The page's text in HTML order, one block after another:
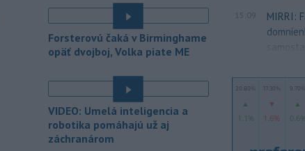
19:49 - Senát Spojených štátov v
piatok schválil návrh zákona o
sankciách zameraný na príjmy Ruska z
energetického sektora.
Slovenská polícia prispela k
objasneniu prípadu prevádzačstva,
ktorý sa podarilo ukončiť
právoplatným odsúdením páchateľa v
Maďarsku.
Forsterovú čaká v Birminghame
opäť dvojboj, Volka piate ME
VIDEO: Umelá inteligencia a
robotika pomáhajú už aj
záchranárom
15:09
MIRRI: